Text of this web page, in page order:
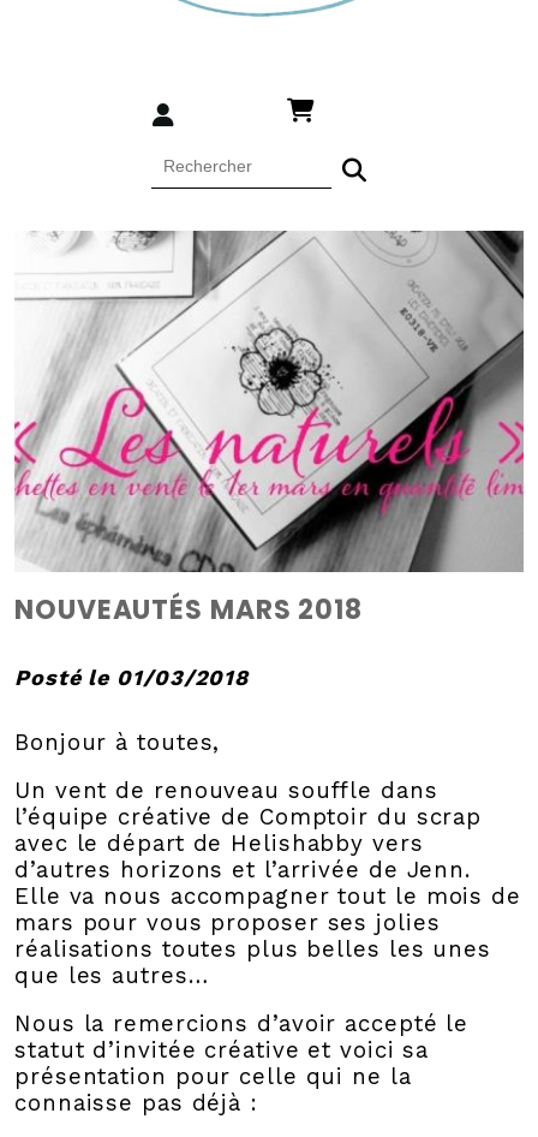
NOUVEAUTÉS MARS 2018
Posté le 01/03/2018
Bonjour à toutes,
Un vent de renouveau souffle dans
l’équipe créative de Comptoir du scrap
avec le départ de Helishabby vers
d’autres horizons et l’arrivée de Jenn.
Elle va nous accompagner tout le mois de
mars pour vous proposer ses jolies
réalisations toutes plus belles les unes
que les autres…
Nous la remercions d’avoir accepté le
statut d’invitée créative et voici sa
présentation pour celle qui ne la
connaisse pas déjà :